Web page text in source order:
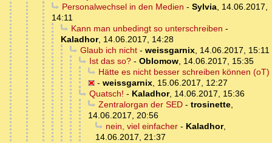
Personalwechsel in den Medien - Sylvia, 14.06.2017,
14:11
Kann man unbedingt so unterschreiben -
Kaladhor, 14.06.2017, 14:28
Glaub ich nicht- weissgarnix, 14.06.2017, 15:11
Ist das so?- Oblomow, 14.06.2017, 15:35
Hätte es nicht besser schreiben können (oT)
- weissgarnix, 15.06.2017, 12:27
Quatsch! - Kaladhor, 14.06.2017, 15:36
Zentralorgan der SED- trosinette,
14.06.2017, 20:56
nein, viel einfacher- Kaladhor,
14.06.2017, 21:37